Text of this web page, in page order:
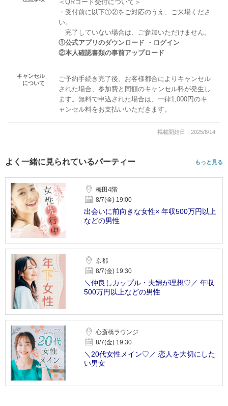
＜QRコード受付について＞
・受付前に以下①②をご対応のうえ、ご来場くださ
い。
完了していない場合は、ご参加いただけません。
①公式アプリのダウンロード ・ログイン
②本人確認書類の事前アップロード
キャンセル
について
ご予約手続き完了後、お客様都合によりキャンセル
された場合、参加費と同額のキャンセル料が発生し
ます。無料で申込された場合は、一律1,000円のキ
ャンセル料をお支払いいただきます。
掲載開始日：2025/8/14
よく一緒に見られているパーティー もっと見る
梅田4階
8/7(金) 19:00
出会いに前向きな女性× 年収500万円以上
などの男性
京都
8/7(金) 19:30
＼仲良しカップル・夫婦が理想♡／ 年収
500万円以上などの男性
心斎橋ラウンジ
8/7(金) 19:30
＼20代女性メイン♡／ 恋人を大切にした
い男女